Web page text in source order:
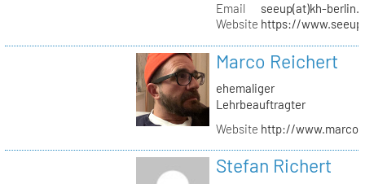
Email
seeup(at)kh-
Website https://
Marco Reichert
ehemaliger
Lehrbeauftragter
Website http://
Stefan Richert